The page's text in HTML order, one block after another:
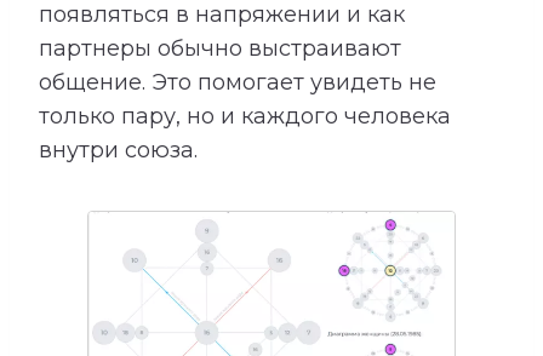
появляться в напряжении и как
партнеры обычно выстраивают
общение. Это помогает увидеть не
только пару, но и каждого человека
внутри союза.